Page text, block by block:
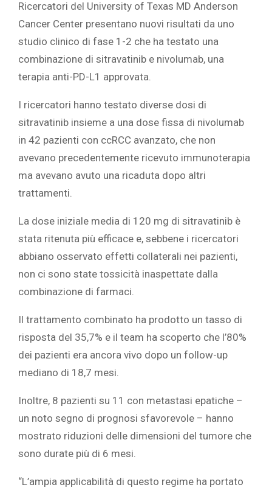
Ricercatori del University of Texas MD Anderson
Cancer Center presentano nuovi risultati da uno
studio clinico di fase 1-2 che ha testato una
combinazione di sitravatinib e nivolumab, una
terapia anti-PD-L1 approvata.
I ricercatori hanno testato diverse dosi di
sitravatinib insieme a una dose fissa di nivolumab
in 42 pazienti con ccRCC avanzato, che non
avevano precedentemente ricevuto immunoterapia
ma avevano avuto una ricaduta dopo altri
trattamenti.
La dose iniziale media di 120 mg di sitravatinib è
stata ritenuta più efficace e, sebbene i ricercatori
abbiano osservato effetti collaterali nei pazienti,
non ci sono state tossicità inaspettate dalla
combinazione di farmaci.
Il trattamento combinato ha prodotto un tasso di
risposta del 35,7% e il team ha scoperto che l’80%
dei pazienti era ancora vivo dopo un follow-up
mediano di 18,7 mesi.
Inoltre, 8 pazienti su 11 con metastasi epatiche –
un noto segno di prognosi sfavorevole – hanno
mostrato riduzioni delle dimensioni del tumore che
sono durate più di 6 mesi.
“L’ampia applicabilità di questo regime ha portato